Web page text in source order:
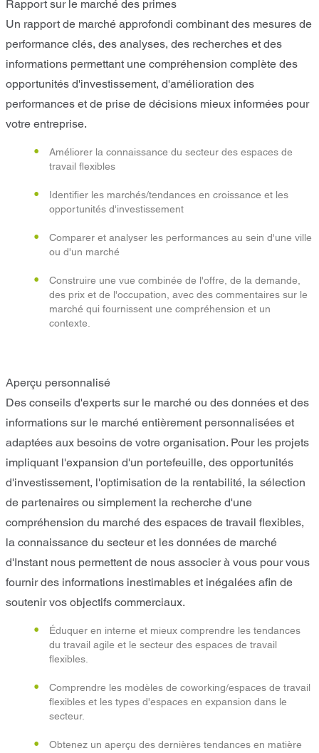
Rapport sur le marché des primes
Un rapport de marché approfondi combinant des mesures de
performance clés, des analyses, des recherches et des
informations permettant une compréhension complète des
opportunités d'investissement, d'amélioration des
performances et de prise de décisions mieux informées pour
votre entreprise.
Améliorer la connaissance du secteur des espaces de
travail flexibles
Identifier les marchés/tendances en croissance et les
opportunités d'investissement
Comparer et analyser les performances au sein d'une ville
ou d'un marché
Construire une vue combinée de l'offre, de la demande,
des prix et de l'occupation, avec des commentaires sur le
marché qui fournissent une compréhension et un
contexte.
Aperçu personnalisé
Des conseils d'experts sur le marché ou des données et des
informations sur le marché entièrement personnalisées et
adaptées aux besoins de votre organisation. Pour les projets
impliquant l'expansion d'un portefeuille, des opportunités
d'investissement, l'optimisation de la rentabilité, la sélection
de partenaires ou simplement la recherche d'une
compréhension du marché des espaces de travail flexibles,
la connaissance du secteur et les données de marché
d'Instant nous permettent de nous associer à vous pour vous
fournir des informations inestimables et inégalées afin de
soutenir vos objectifs commerciaux.
Éduquer en interne et mieux comprendre les tendances
du travail agile et le secteur des espaces de travail
flexibles.
Comprendre les modèles de coworking/espaces de travail
flexibles et les types d'espaces en expansion dans le
secteur.
Obtenez un aperçu des dernières tendances en matière